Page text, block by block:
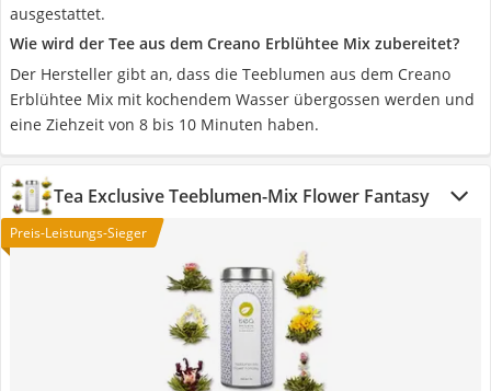
ausgestattet.
Wie wird der Tee aus dem Creano Erblühtee Mix zubereitet?
Der Hersteller gibt an, dass die Teeblumen aus dem Creano
Erblühtee Mix mit kochendem Wasser übergossen werden und
eine Ziehzeit von 8 bis 10 Minuten haben.
Tea Exclusive Teeblumen-Mix Flower Fantasy
Preis-Leistungs-Sieger